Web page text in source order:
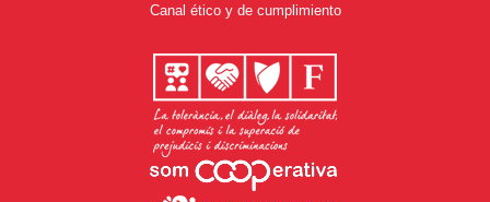
Canal ético y de cumplimiento